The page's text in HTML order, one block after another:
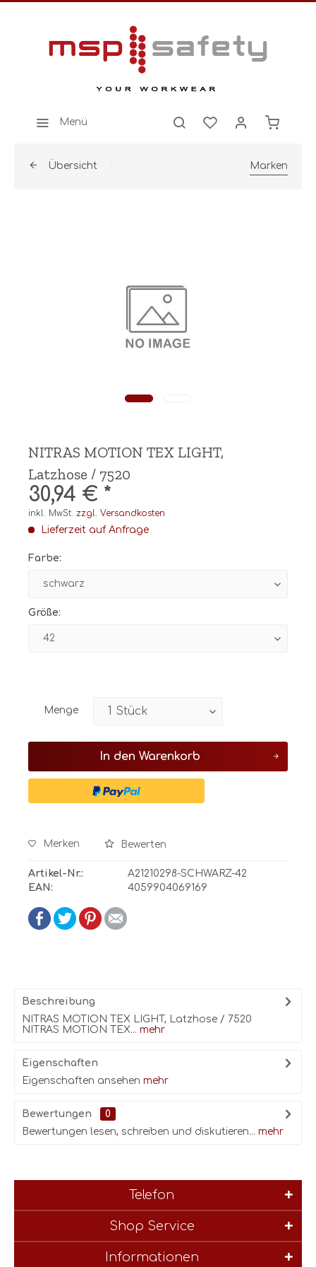
Menü
Übersicht Marken
NITRAS MOTION TEX LIGHT,
Latzhose / 7520
30,94 € *
inkl. MwSt. zzgl. Versandkosten
Lieferzeit auf Anfrage
Farbe:
Größe:
Menge
In den Warenkorb
Merken Bewerten
Artikel-Nr.:
A21210298-SCHWARZ-42
EAN:
4059904069169
Beschreibung
NITRAS MOTION TEX LIGHT, Latzhose / 7520
NITRAS MOTION TEX... mehr
Eigenschaften
Eigenschaften ansehen mehr
Bewertungen
0
Bewertungen lesen, schreiben und diskutieren... mehr
Telefon
Shop Service
Informationen